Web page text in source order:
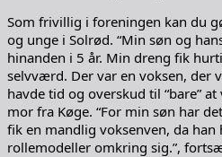
Som frivillig i foreningen kan du
og unge i Solrød. “Min søn og
hinanden i 5 år. Min dreng fik
selvværd. Der var en voksen, der
havde tid og overskud til “bare”
mor fra Køge. “For min søn har
fik en mandlig voksenven, da
rollemodeller omkring sig.”,